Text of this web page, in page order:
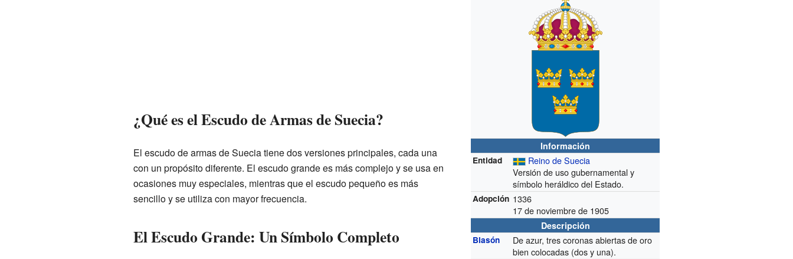
Información
Entidad
Reino de Suecia
Versión de uso gubernamental y
símbolo heráldico del Estado.
Adopción 1336
17 de noviembre de 1905
Descripción
Blasón
De azur, tres coronas abiertas de oro
bien colocadas (dos y una).
¿Qué es el Escudo de Armas de Suecia?
El escudo de armas de Suecia tiene dos versiones principales, cada una
con un propósito diferente. El escudo grande es más complejo y se usa en
ocasiones muy especiales, mientras que el escudo pequeño es más
sencillo y se utiliza con mayor frecuencia.
El Escudo Grande: Un Símbolo Completo